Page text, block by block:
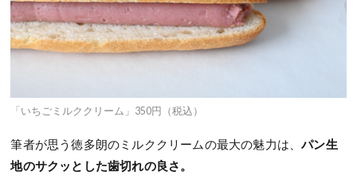
「いちごミルククリーム」350円（税込）
筆者が思う徳多朗のミルククリームの最大の魅力は、パン生
地のサクッとした歯切れの良さ。